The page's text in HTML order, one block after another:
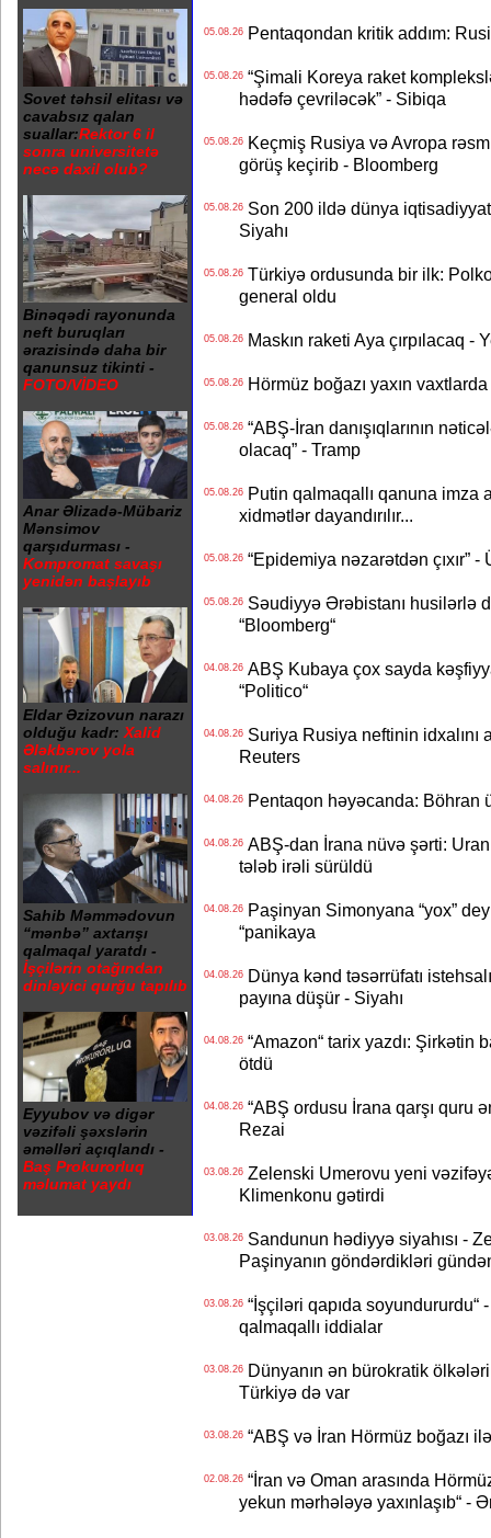
Sovet təhsil elitası və
cavabsız qalan
suallar:Rektor 6 il
sonra universitetə
necə daxil olub?
Binəqədi rayonunda
neft buruqları
ərazisində daha bir
qanunsuz tikinti -
FOTO/VİDEO
Anar Əlizadə-Mübariz
Mənsimov
qarşıdurması -
Kompromat savaşı
yenidən başlayıb
Eldar Əzizovun narazı
olduğu kadr: Xalid
Ələkbərov yola
salınır...
Sahib Məmmədovun
“mənbə” axtarışı
qalmaqal yaratdı -
İşçilərin otağından
dinləyici qurğu tapılıb
Eyyubov və digər
vəzifəli şəxslərin
əməlləri açıqlandı -
Baş Prokurorluq
məlumat yaydı
05.08.26Pentaqondan kritik addım:
05.08.26“Şimali Koreya raket
hədəfə çevriləcək” - Sibiqa
05.08.26Keçmiş Rusiya və Avropa
görüş keçirib - Bloomberg
05.08.26Son 200 ildə dünya
Siyahı
05.08.26Türkiyə ordusunda bir ilk:
general oldu
05.08.26Maskın raketi Aya çırpılacaq -
05.08.26Hörmüz boğazı yaxın
05.08.26“ABŞ-İran danışıqlarının
olacaq” - Tramp
05.08.26Putin qalmaqallı qanuna imza
xidmətlər dayandırılır...
05.08.26“Epidemiya nəzarətdən çıxır” -
05.08.26Səudiyyə Ərəbistanı husilərlə
“Bloomberg“
04.08.26ABŞ Kubaya çox sayda
“Politico“
04.08.26Suriya Rusiya neftinin idxalını
Reuters
04.08.26Pentaqon həyəcanda: Böhran
04.08.26ABŞ-dan İrana nüvə şərti: Uran
tələb irəli sürüldü
04.08.26Paşinyan Simonyana “yox”
“panikaya
04.08.26Dünya kənd təsərrüfatı
payına düşür - Siyahı
04.08.26“Amazon“ tarix yazdı: Şirkətin
ötdü
04.08.26“ABŞ ordusu İrana qarşı quru
Rezai
03.08.26Zelenski Umerovu yeni
Klimenkonu gətirdi
03.08.26Sandunun hədiyyə siyahısı -
Paşinyanın göndərdikləri
03.08.26“İşçiləri qapıda soyundururdu“
qalmaqallı iddialar
03.08.26Dünyanın ən bürokratik ölkələri
Türkiyə də var
03.08.26“ABŞ və İran Hörmüz boğazı ilə
02.08.26“İran və Oman arasında
yekun mərhələyə yaxınlaşıb“ -